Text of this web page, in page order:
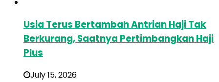
Usia Terus Bertambah Antrian Haji Tak
Berkurang, Saatnya Pertimbangkan Haji
Plus
July 15, 2026